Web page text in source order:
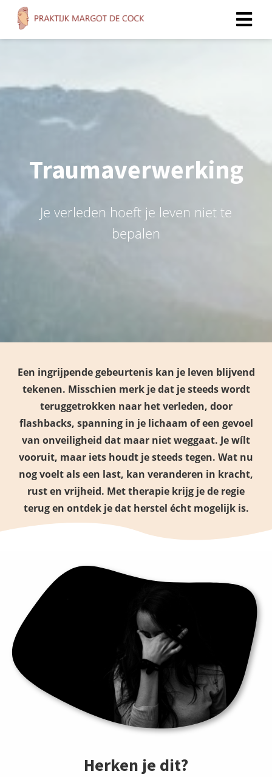
Traumaverwerking
Je verleden hoeft je leven niet te
bepalen
Een ingrijpende gebeurtenis kan je leven blijvend
tekenen. Misschien merk je dat je steeds wordt
teruggetrokken naar het verleden, door
flashbacks, spanning in je lichaam of een gevoel
van onveiligheid dat maar niet weggaat. Je wílt
vooruit, maar iets houdt je steeds tegen. Wat nu
nog voelt als een last, kan veranderen in kracht,
rust en vrijheid. Met therapie krijg je de regie
terug en ontdek je dat herstel écht mogelijk is.
Herken je dit?